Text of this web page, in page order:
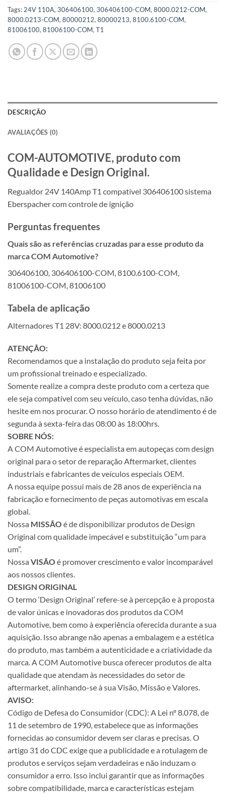
Tags: 24V 110A, 306406100, 306406100-COM, 8000.0212-COM,
8000.0213-COM, 80000212, 80000213, 8100.6100-COM,
81006100, 81006100-COM, T1
DESCRIÇÃO
AVALIAÇÕES (0)
COM-AUTOMOTIVE, produto com
Qualidade e Design Original.
Regualdor 24V 140Amp T1 compatível 306406100 sistema
Eberspacher com controle de ignição
Perguntas frequentes
Quais são as referências cruzadas para esse produto da
marca COM Automotive?
306406100, 306406100-COM, 8100.6100-COM,
81006100-COM, 81006100
Tabela de aplicação
Alternadores T1 28V: 8000.0212 e 8000.0213
ATENÇÃO:
Recomendamos que a instalação do produto seja feita por
um profissional treinado e especializado.
Somente realize a compra deste produto com a certeza que
ele seja compatível com seu veículo, caso tenha dúvidas, não
hesite em nos procurar. O nosso horário de atendimento é de
segunda à sexta-feira das 08:00 às 18:00hrs.
SOBRE NÓS:
A COM Automotive é especialista em autopeças com design
original para o setor de reparação Aftermarket, clientes
industriais e fabricantes de veículos especiais OEM.
A nossa equipe possui mais de 28 anos de experiência na
fabricação e fornecimento de peças automotivas em escala
global.
Nossa MISSÃOé de disponibilizar produtos de Design
Original com qualidade impecável e substituição “um para
um”.
Nossa VISÃOé promover crescimento e valor incomparável
aos nossos clientes.
DESIGN ORIGINAL
O termo ‘Design Original’ refere-se à percepção e à proposta
de valor únicas e inovadoras dos produtos da COM
Automotive, bem como à experiência oferecida durante a sua
aquisição. Isso abrange não apenas a embalagem e a estética
do produto, mas também a autenticidade e a criatividade da
marca. A COM Automotive busca oferecer produtos de alta
qualidade que atendam às necessidades do setor de
aftermarket, alinhando-se à sua Visão, Missão e Valores.
AVISO:
Código de Defesa do Consumidor (CDC): A Lei nº 8.078, de
11 de setembro de 1990, estabelece que as informações
fornecidas ao consumidor devem ser claras e precisas. O
artigo 31 do CDC exige que a publicidade e a rotulagem de
produtos e serviços sejam verdadeiras e não induzam o
consumidor a erro. Isso inclui garantir que as informações
sobre compatibilidade, marca e características estejam